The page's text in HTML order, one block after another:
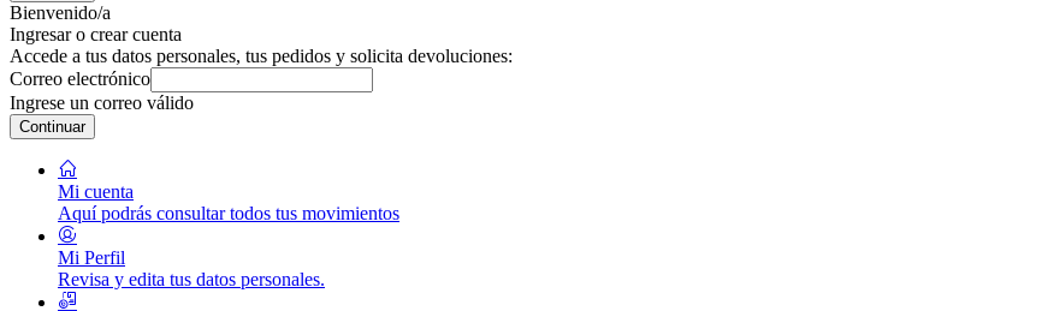
Bienvenido/a
Ingresar o crear cuenta
Accede a tus datos personales, tus pedidos y solicita devoluciones:
Correo electrónico
Ingrese un correo válido
Continuar
Mi cuenta
Aquí podrás consultar todos tus movimientos
Mi Perfil
Revisa y edita tus datos personales.